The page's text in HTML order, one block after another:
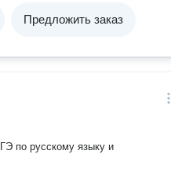
Предложить заказ
по русскому языку и